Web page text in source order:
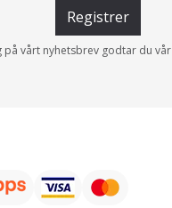
Registrer
på vårt nyhetsbrev godtar du vår